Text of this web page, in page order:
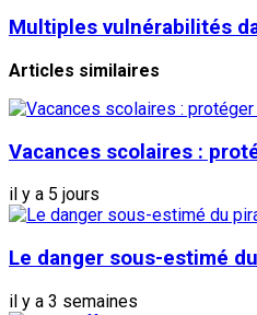
Multiples vulnérabilités
Articles similaires
Vacances scolaires :
il y a 5 jours
Le danger sous-estimé
il y a 3 semaines